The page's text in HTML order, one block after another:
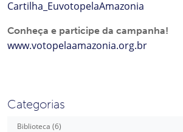
Cartilha_EuvotopelaAmazonia
Conheça e participe da campanha!
www.votopelaamazonia.org.br
Categorias
Biblioteca (6)